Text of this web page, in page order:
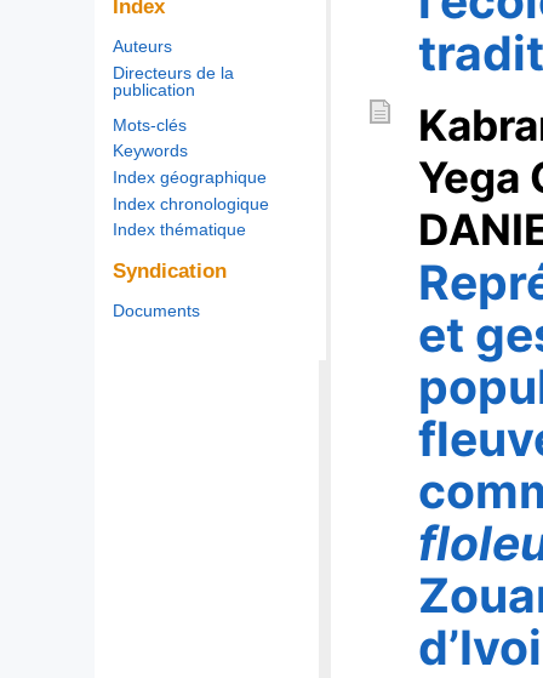
Yega
et
Index
Auteurs
Directeurs de la
publication
Mots-clés
Keywords
Index géographique
Index chronologique
Index thématique
Syndication
Documents